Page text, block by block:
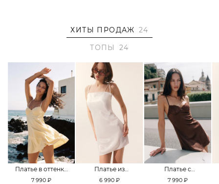
ХИТЫ ПРОДАЖ 24
ТОПЫ
24
Платье в оттенке
Pale Banana
7 990 ₽
Платье из
смесовой вискозы
6 990 ₽
Платье с
кружевной
7 990 ₽